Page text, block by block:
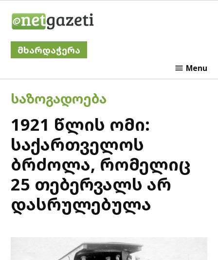
მხარდაჭერა
Menu
POSTED
ᲡᲐᲖᲝᲒᲐᲓᲝᲔᲑᲐ
1921 წლის ომი:
საქართველოს
ბრძოლა, რომელიც
25 თებერვალს არ
დასრულებულა